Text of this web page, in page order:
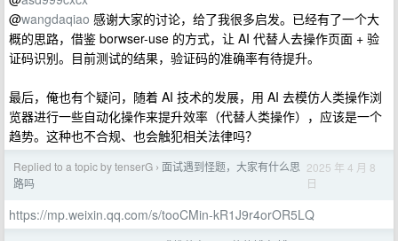
@wangdaqiao 感谢大家的讨论，给了我很多启发。已经有了一个大
概的思路，借鉴 borwser-use 的方式，让 AI 代替人去操作页面 + 验
证码识别。目前测试的结果，验证码的准确率有待提升。
最后，俺也有个疑问，随着 AI 技术的发展，用 AI 去模仿人类操作浏
览器进行一些自动化操作来提升效率（代替人类操作），应该是一个
趋势。这种也不合规、也会触犯相关法律吗？
Replied to a topic by tenserG › 面试遇到怪题，大家有什么思
路吗
2025 年 4 月 8
日
https://mp.weixin.qq.com/s/tooCMin-kR1J9r4orOR5LQ